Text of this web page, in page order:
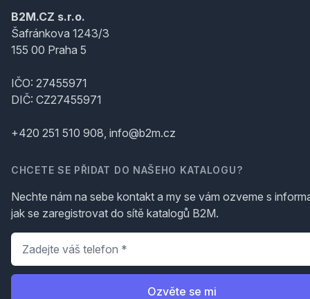
B2M.CZ s.r.o.
Šafránkova 1243/3
155 00 Praha 5
IČO: 27455971
DIČ: CZ27455971
+420 251 510 908, info@b2m.cz
CHCETE SE PŘIDAT DO NAŠEHO KATALOGU?
Nechte nám na sebe kontakt a my se vám ozveme s
jak se zaregistrovat do sítě katalogů B2M.
Telefon
Ozvěte se mi